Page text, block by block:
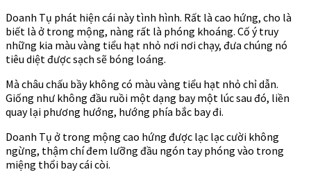
Doanh Tụ phát hiện cái này tình hình. Rất là cao hứng, cho là
biết là ở trong mộng, nàng rất là phóng khoáng. Cố ý truy
những kia màu vàng tiểu hạt nhỏ nơi nơi chạy, đưa chúng nó
tiêu diệt được sạch sẽ bóng loáng.
Mà châu chấu bầy không có màu vàng tiểu hạt nhỏ chỉ dẫn.
Giống như không đầu ruồi một dạng bay một lúc sau đó, liền
quay lại phương hướng, hướng phía bắc bay đi.
Doanh Tụ ở trong mộng cao hứng được lạc lạc cười không
ngừng, thậm chí đem lưỡng đầu ngón tay phóng vào trong
miệng thổi bay cái còi.